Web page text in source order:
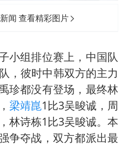
闻 查看精彩图片
小组排位赛上，中国队
队，彼时中韩双方的主力
珍都没有登场，最终林
梁靖崑1比3吴晙诚，周
林诗栋1比3吴晙诚。本
争夺战，双方都派出最